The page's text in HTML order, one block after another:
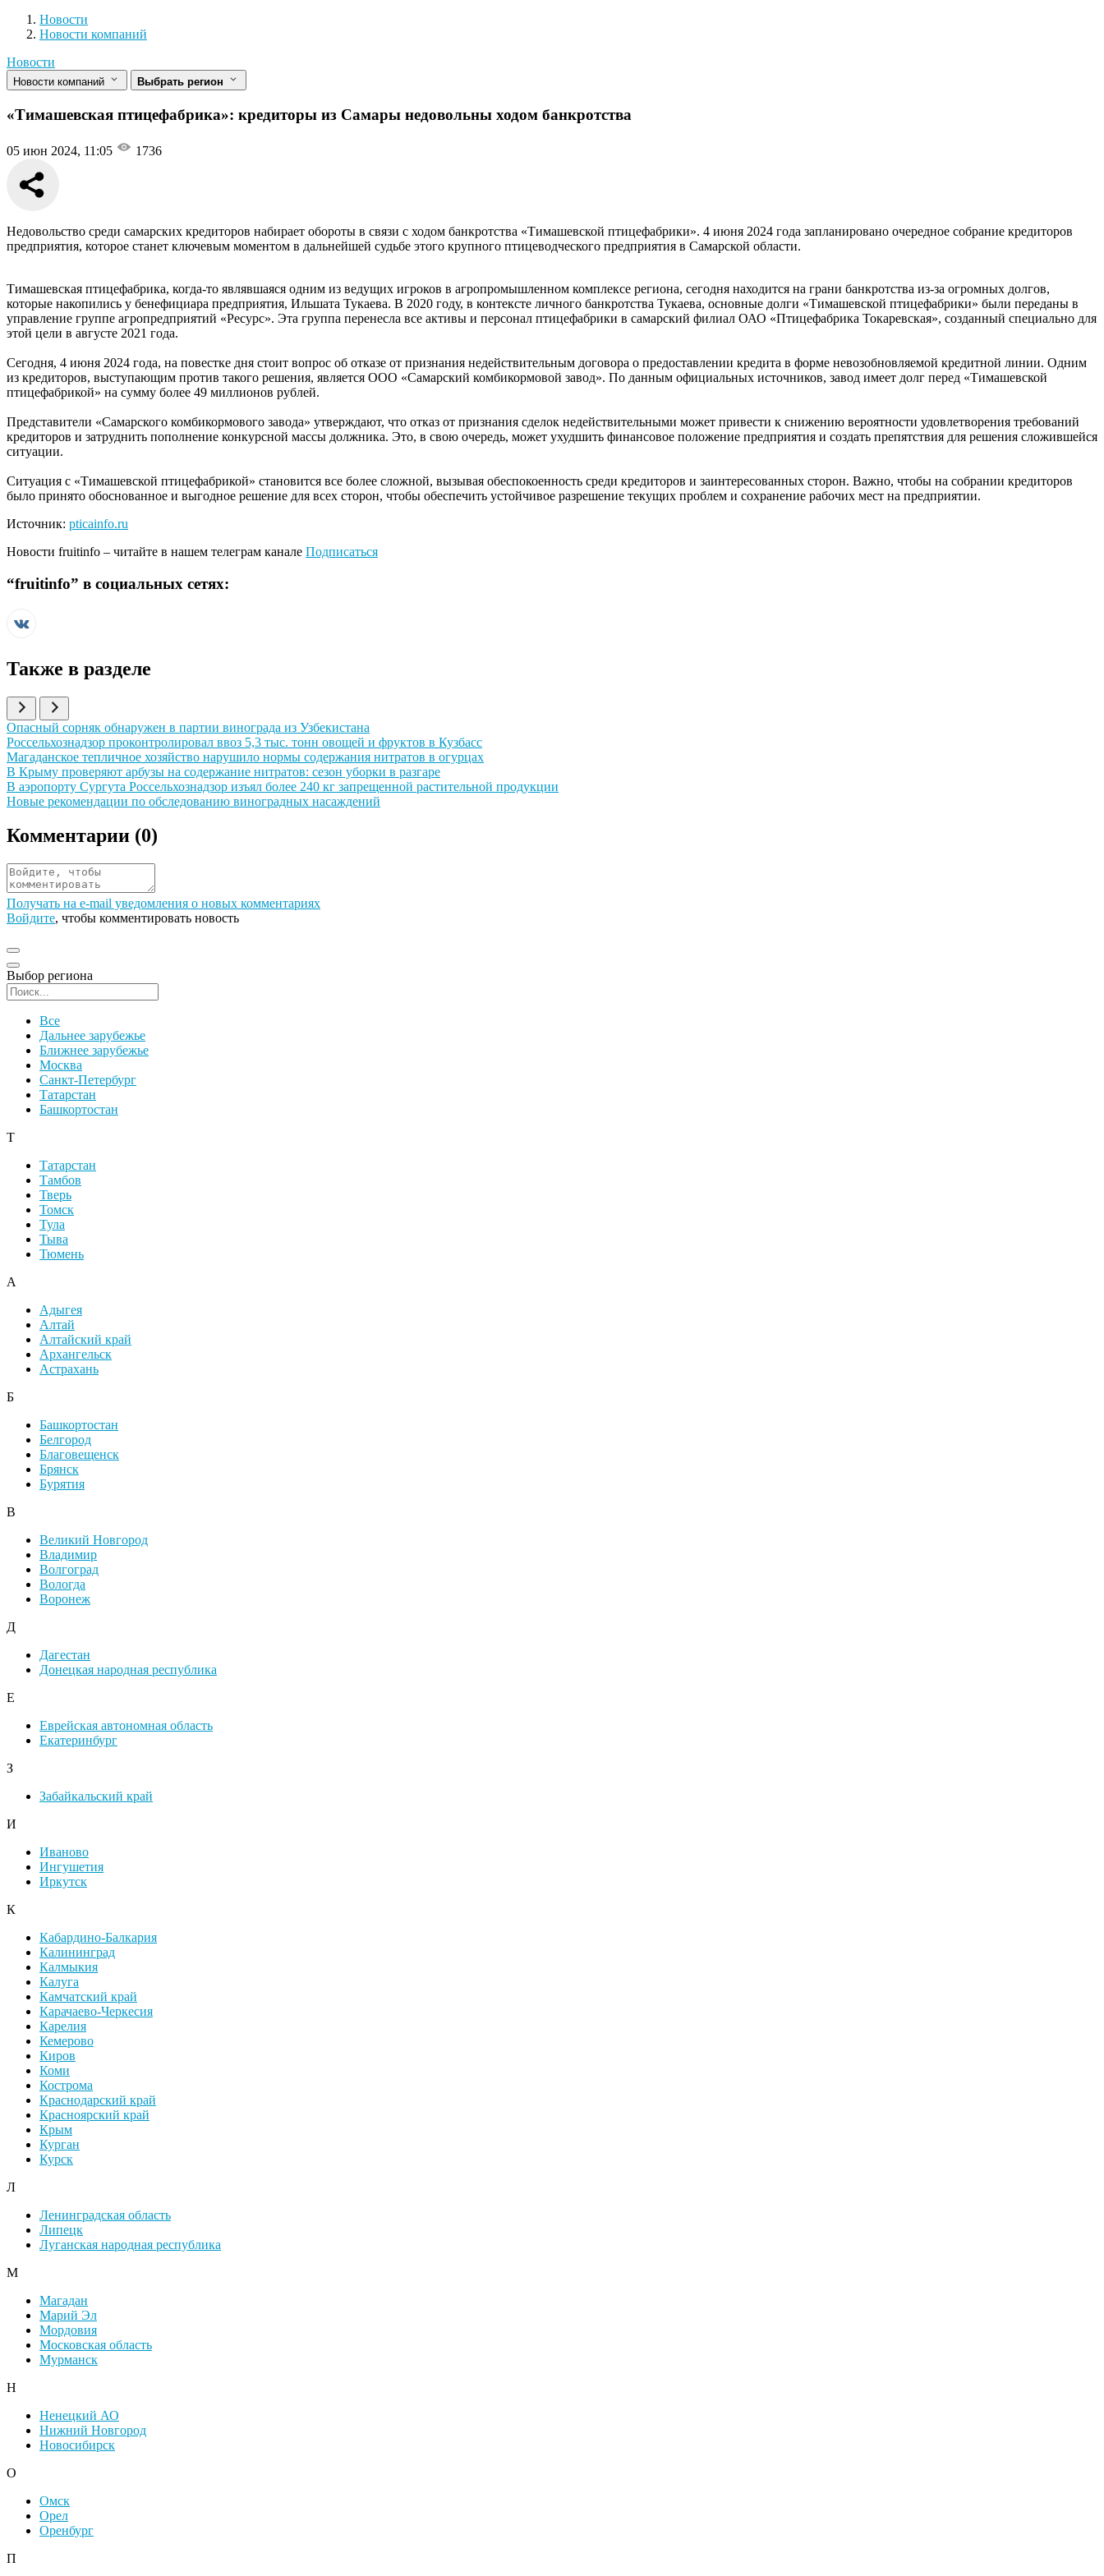
Новости
Разделы
Новости
Новости компаний
Новости
Новости компаний Выбрать регион
«Тимашевская птицефабрика»: кредиторы из Самары недовольны ходом банкротства
05 июн 2024, 11:05 1736
Недовольство среди самарских кредиторов набирает обороты в связи с ходом банкротства «Тимашевской птицефабрики». 4 июня 2024 года запланировано очередное собрание кредиторов
предприятия, которое станет ключевым моментом в дальнейшей судьбе этого крупного птицеводческого предприятия в Самарской области.
Тимашевская птицефабрика, когда-то являвшаяся одним из ведущих игроков в агропромышленном комплексе региона, сегодня находится на грани банкротства из-за огромных долгов,
которые накопились у бенефициара предприятия, Ильшата Тукаева. В 2020 году, в контексте личного банкротства Тукаева, основные долги «Тимашевской птицефабрики» были переданы в
управление группе агропредприятий «Ресурс». Эта группа перенесла все активы и персонал птицефабрики в самарский филиал ОАО «Птицефабрика Токаревская», созданный специально для
этой цели в августе 2021 года.
Сегодня, 4 июня 2024 года, на повестке дня стоит вопрос об отказе от признания недействительным договора о предоставлении кредита в форме невозобновляемой кредитной линии. Одним
из кредиторов, выступающим против такого решения, является ООО «Самарский комбикормовой завод». По данным официальных источников, завод имеет долг перед «Тимашевской
птицефабрикой» на сумму более 49 миллионов рублей.
Представители «Самарского комбикормового завода» утверждают, что отказ от признания сделок недействительными может привести к снижению вероятности удовлетворения требований
кредиторов и затруднить пополнение конкурсной массы должника. Это, в свою очередь, может ухудшить финансовое положение предприятия и создать препятствия для решения сложившейся
ситуации.
Ситуация с «Тимашевской птицефабрикой» становится все более сложной, вызывая обеспокоенность среди кредиторов и заинтересованных сторон. Важно, чтобы на собрании кредиторов
было принято обоснованное и выгодное решение для всех сторон, чтобы обеспечить устойчивое разрешение текущих проблем и сохранение рабочих мест на предприятии.
Источник: pticainfo.ru
Новости fruitinfo – читайте в нашем телеграм канале Подписаться
“fruitinfo” в социальных сетях:
Также в разделе
Иллюстрация новости
Опасный сорняк обнаружен в партии винограда из Узбекистана
Иллюстрация новости
Россельхознадзор проконтролировал ввоз 5,3 тыс. тонн овощей и фруктов в Кузбасс
Иллюстрация новости
Магаданское тепличное хозяйство нарушило нормы содержания нитратов в огурцах
Иллюстрация новости
В Крыму проверяют арбузы на содержание нитратов: сезон уборки в разгаре
Иллюстрация новости
В аэропорту Сургута Россельхознадзор изъял более 240 кг запрещенной растительной продукции
Иллюстрация новости
Новые рекомендации по обследованию виноградных насаждений
Комментарии (0)
Получать на e‑mail уведомления о новых комментариях
Войдите, чтобы комментировать новость
Выбор региона
Все
Дальнее зарубежье
Ближнее зарубежье
Москва
Санкт-Петербург
Татарстан
Башкортостан
Т
Татарстан
Тамбов
Тверь
Томск
Тула
Тыва
Тюмень
А
Адыгея
Алтай
Алтайский край
Архангельск
Астрахань
Б
Башкортостан
Белгород
Благовещенск
Брянск
Бурятия
В
Великий Новгород
Владимир
Волгоград
Вологда
Воронеж
Д
Дагестан
Донецкая народная республика
Е
Еврейская автономная область
Екатеринбург
З
Забайкальский край
И
Иваново
Ингушетия
Иркутск
К
Кабардино-Балкария
Калининград
Калмыкия
Калуга
Камчатский край
Карачаево-Черкесия
Карелия
Кемерово
Киров
Коми
Кострома
Краснодарский край
Красноярский край
Крым
Курган
Курск
Л
Ленинградская область
Липецк
Луганская народная республика
М
Магадан
Марий Эл
Мордовия
Московская область
Мурманск
Н
Ненецкий АО
Нижний Новгород
Новосибирск
О
Омск
Орел
Оренбург
П